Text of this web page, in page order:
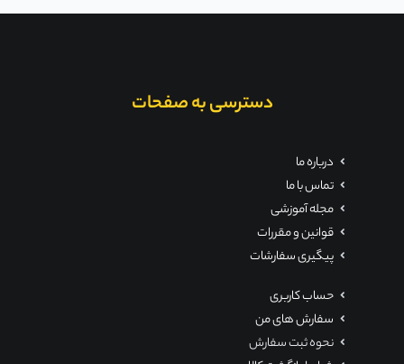
دسترسی به صفحات
درباره ما
تماس با ما
مجله آموزشی
قوانین و مقررات
پیگیری سفارشات
حساب کاربری
سفارش های من
نحوه ثبت سفارش